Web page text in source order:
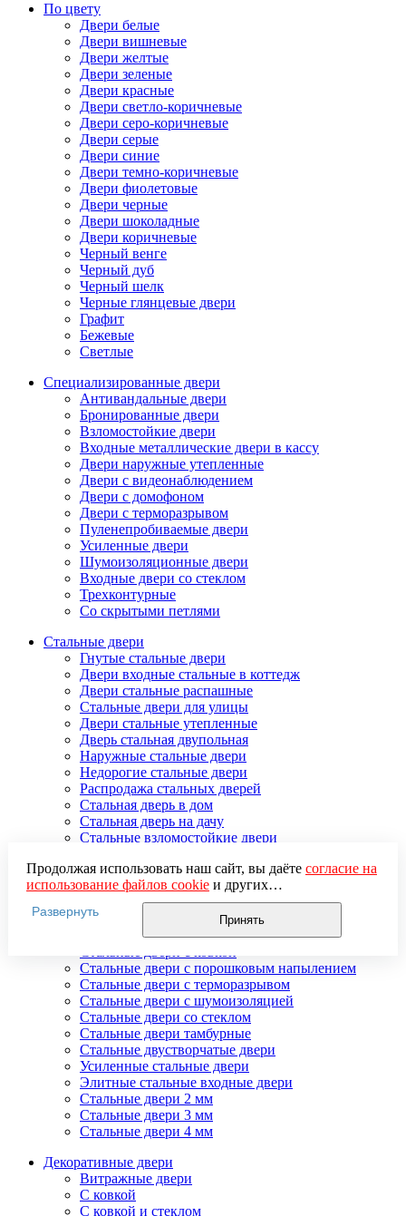
По цвету
Двери белые
Двери вишневые
Двери желтые
Двери зеленые
Двери красные
Двери светло-коричневые
Двери серо-коричневые
Двери серые
Двери синие
Двери темно-коричневые
Двери фиолетовые
Двери черные
Двери шоколадные
Двери коричневые
Черный венге
Черный дуб
Черный шелк
Черные глянцевые двери
Графит
Бежевые
Светлые
Специализированные двери
Антивандальные двери
Бронированные двери
Взломостойкие двери
Входные металлические двери в кассу
Двери наружные утепленные
Двери с видеонаблюдением
Двери с домофоном
Двери с терморазрывом
Пуленепробиваемые двери
Усиленные двери
Шумоизоляционные двери
Входные двери со стеклом
Трехконтурные
Со скрытыми петлями
Стальные двери
Гнутые стальные двери
Двери входные стальные в коттедж
Двери стальные распашные
Стальные двери для улицы
Двери стальные утепленные
Дверь стальная двупольная
Наружные стальные двери
Недорогие стальные двери
Распродажа стальных дверей
Стальная дверь в дом
Стальная дверь на дачу
Стальные взломостойкие двери
Стальные двери в подъезд
Стальные двери внутреннего открывания
Стальные двери массив
Стальные двери мдф
Стальные двери с зеркалом
Стальные двери с порошковым напылением
Стальные двери с терморазрывом
Стальные двери с шумоизоляцией
Стальные двери со стеклом
Стальные двери тамбурные
Стальные двустворчатые двери
Усиленные стальные двери
Элитные стальные входные двери
Стальные двери 2 мм
Стальные двери 3 мм
Стальные двери 4 мм
Декоративные двери
Витражные двери
С ковкой
С ковкой и стеклом
Продолжая использовать наш сайт, вы даёте согласие на
использование файлов cookieи других
пользовательских данных (включая IP-адрес, сведения о
местоположении, устройстве, действиях на сайте и т. п.)
для функционирования сайта, проведения
использования систем аналитики (например,
Яндекс.Метрика), в соответствии с нашей
обработки персональных данных.
Если вы не хотите, чтобы ваши данные обрабатывались,
настройте ограничения в браузере или покиньте сайт.
Развернуть
Принять